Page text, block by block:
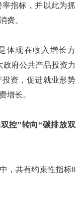
指标，并以此为抓
费。
现在收入增长方
政府公共产品投资力
资，促进就业形势
增长。
控”转向“碳排放双
，共有约束性指标8